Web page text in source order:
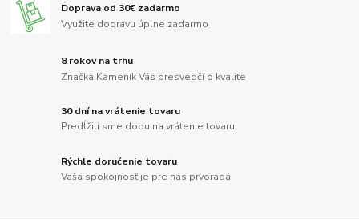
Doprava od 30€ zadarmo
Využite dopravu úplne zadarmo
8 rokov na trhu
Značka Kameník Vás presvedčí o kvalite
30 dní na vrátenie tovaru
Predĺžili sme dobu na vrátenie tovaru
Rýchle doručenie tovaru
Vaša spokojnosť je pre nás prvoradá